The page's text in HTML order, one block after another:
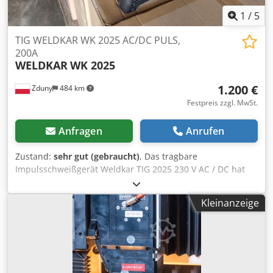
1 / 5
Zduny 484 km
TIG WELDKAR WK 2025 AC/DC PULS,
200A
WELDKARWK 2025
1.200 €
Festpreis zzgl. MwSt.
Anfragen Anrufen
Zustand: sehr gut (gebraucht), Das tragbare
Impulsschweißgerät Weldkar TIG 2025 230 V AC / DC hat
einen Schweißstrombereich von 10 bis 200 A und ist mit
allen notwendigen Optionen ausgestattet, die Sie von
einem professionellen WIG-Schweißgerät erwarten
würden. Das Schweißgerät verfügt über HF-Zündung,
einstellbare Auf- und Abwärtsbewegung, 2-4 Hub,
Gasfluss- und Nachflussregelung und
Pulsfrequenzregelung. Neben einer Reihe von Einstell-
Kleinanzeige